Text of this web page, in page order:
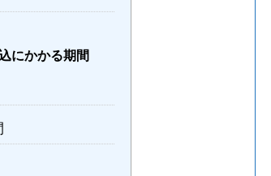
にかかる期間